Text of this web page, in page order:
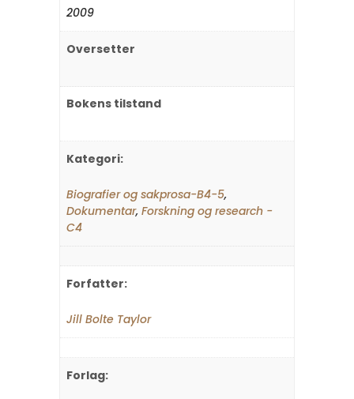
2009
Oversetter
Bokens tilstand
Kategori:
Biografier og sakprosa-B4-5,
Dokumentar, Forskning og research -
C4
Forfatter:
Jill Bolte Taylor
Forlag: